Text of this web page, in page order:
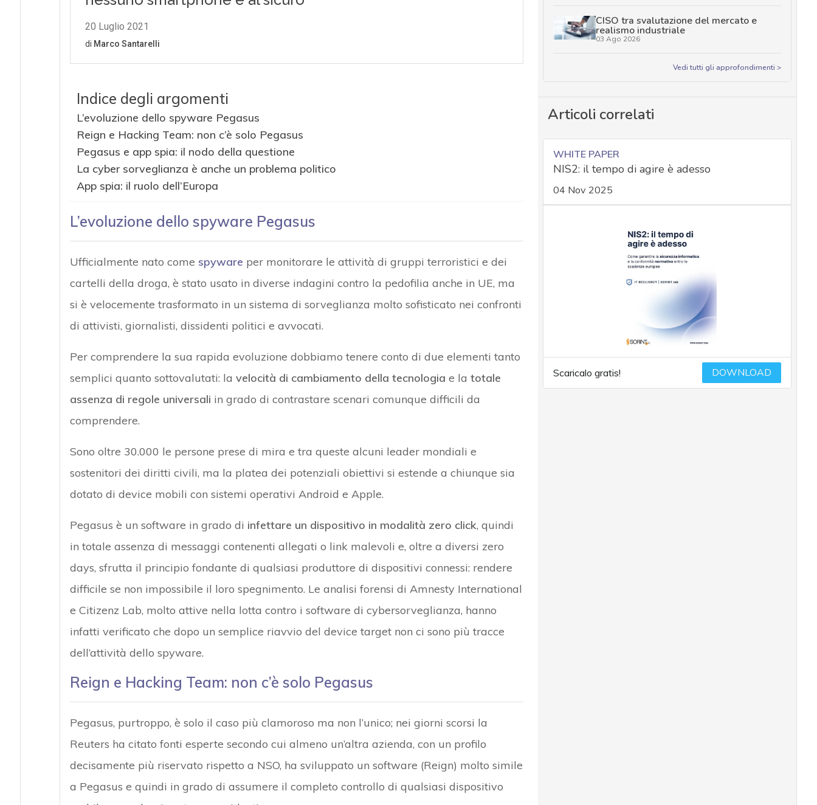
Indice degli argomenti
L’evoluzione dello spyware Pegasus
Reign e Hacking Team: non c’è solo Pegasus
Pegasus e app spia: il nodo della questione
La cyber sorveglianza è anche un problema politico
App spia: il ruolo dell’Europa
L’evoluzione dello spyware Pegasus
Ufficialmente nato come spyware per monitorare le attività di gruppi terroristici e dei
cartelli della droga, è stato usato in diverse indagini contro la pedofilia anche in UE, ma
si è velocemente trasformato in un sistema di sorveglianza molto sofisticato nei confronti
di attivisti, giornalisti, dissidenti politici e avvocati.
Per comprendere la sua rapida evoluzione dobbiamo tenere conto di due elementi tanto
semplici quanto sottovalutati: la velocità di cambiamento della tecnologia e la totale
assenza di regole universali in grado di contrastare scenari comunque difficili da
comprendere.
Sono oltre 30.000 le persone prese di mira e tra queste alcuni leader mondiali e
sostenitori dei diritti civili, ma la platea dei potenziali obiettivi si estende a chiunque sia
dotato di device mobili con sistemi operativi Android e Apple.
Pegasus è un software in grado di infettare un dispositivo in modalità zero click, quindi
in totale assenza di messaggi contenenti allegati o link malevoli e, oltre a diversi zero
days, sfrutta il principio fondante di qualsiasi produttore di dispositivi connessi: rendere
difficile se non impossibile il loro spegnimento. Le analisi forensi di Amnesty International
e Citizenz Lab, molto attive nella lotta contro i software di cybersorveglianza, hanno
infatti verificato che dopo un semplice riavvio del device target non ci sono più tracce
dell’attività dello spyware.
Reign e Hacking Team: non c’è solo Pegasus
Pegasus, purtroppo, è solo il caso più clamoroso ma non l’unico; nei giorni scorsi la
Reuters ha citato fonti esperte secondo cui almeno un’altra azienda, con un profilo
decisamente più riservato rispetto a NSO, ha sviluppato un software (Reign) molto simile
a Pegasus e quindi in grado di assumere il completo controllo di qualsiasi dispositivo
CISO tra svalutazione del mercato e
realismo industriale
03 Ago 2026
Vedi tutti gli approfondimenti >
Articoli correlati
WHITE PAPER
NIS2: il tempo di agire è adesso
04 Nov 2025
Scaricalo gratis! DOWNLOAD